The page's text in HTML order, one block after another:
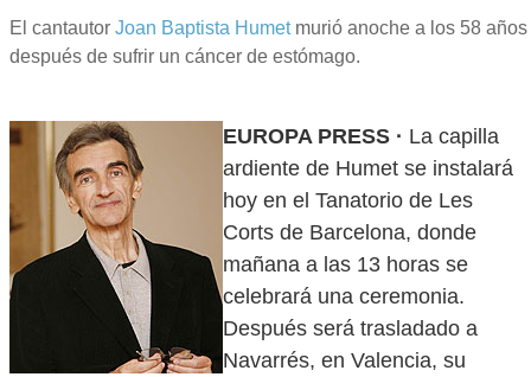
El cantautor Joan Baptista Humetmurió anoche a los 58 años
después de sufrir un cáncer de estómago.
EUROPA PRESS · La capilla
ardiente de Humet se instalará
hoy en el Tanatorio de Les
Corts de Barcelona, donde
mañana a las 13 horas se
celebrará una ceremonia.
Después será trasladado a
Navarrés, en Valencia, su